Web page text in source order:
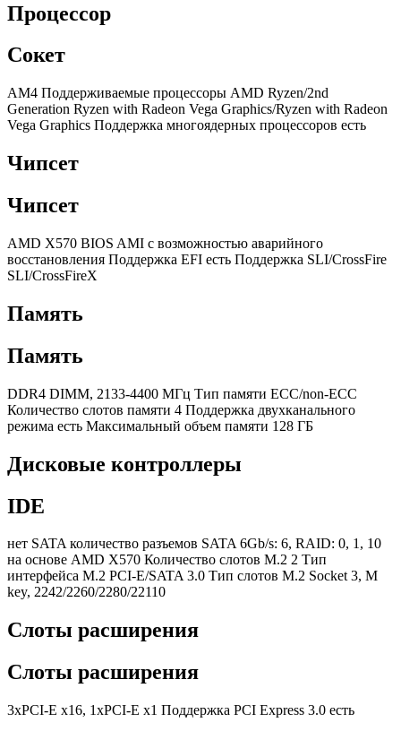
Процессор
Сокет
AM4 Поддерживаемые процессоры AMD Ryzen/2nd
Generation Ryzen with Radeon Vega Graphics/Ryzen with Radeon
Vega Graphics Поддержка многоядерных процессоров есть
Чипсет
Чипсет
AMD X570 BIOS AMI c возможностью аварийного
восстановления Поддержка EFI есть Поддержка SLI/CrossFire
SLI/CrossFireX
Память
Память
DDR4 DIMM, 2133-4400 МГц Тип памяти ECC/non-ECC
Количество слотов памяти 4 Поддержка двухканального
режима есть Максимальный объем памяти 128 ГБ
Дисковые контроллеры
IDE
нет SATA количество разъемов SATA 6Gb/s: 6, RAID: 0, 1, 10
на основе AMD X570 Количество слотов M.2 2 Тип
интерфейса M.2 PCI-E/SATA 3.0 Тип слотов M.2 Socket 3, M
key, 2242/2260/2280/22110
Слоты расширения
Слоты расширения
3xPCI-E x16, 1xPCI-E x1 Поддержка PCI Express 3.0 есть